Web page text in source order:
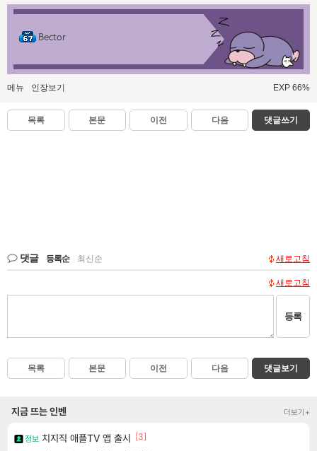
Bector
메뉴 인장보기 EXP 66%
목록 본문 이전 다음 댓글쓰기
댓글 등록순 최신순 새로고침
새로고침
등록
목록 본문 이전 다음 댓글보기
지금 뜨는 인벤 더보기+
정보 치지직 애플TV 앱 출시 [3]